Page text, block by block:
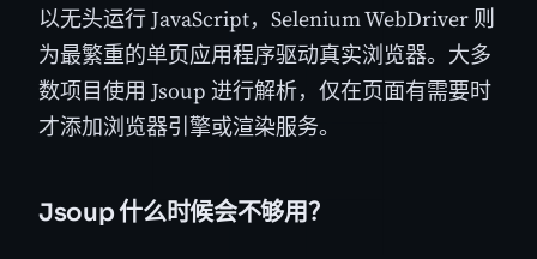
以无头运行 JavaScript，Selenium WebDriver 则
为最繁重的单页应用程序驱动真实浏览器。大多
数项目使用 Jsoup 进行解析，仅在页面有需要时
才添加浏览器引擎或渲染服务。
Jsoup 什么时候会不够用？